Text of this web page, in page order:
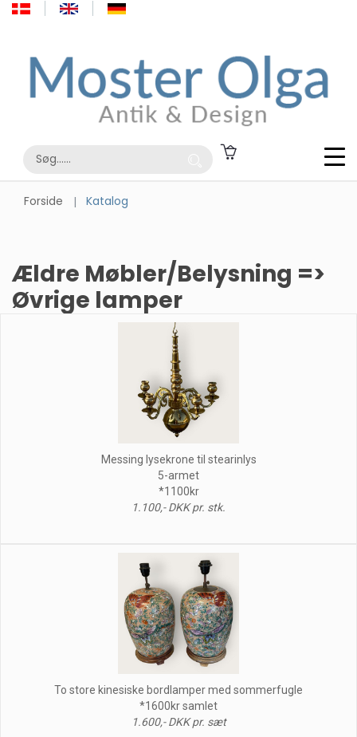
Forside Katalog
Ældre Møbler/Belysning =>
Øvrige lamper
Messing lysekrone til stearinlys
5-armet
*1100kr
1.100,- DKK pr. stk.
To store kinesiske bordlamper med sommerfugle
*1600kr samlet
1.600,- DKK pr. sæt